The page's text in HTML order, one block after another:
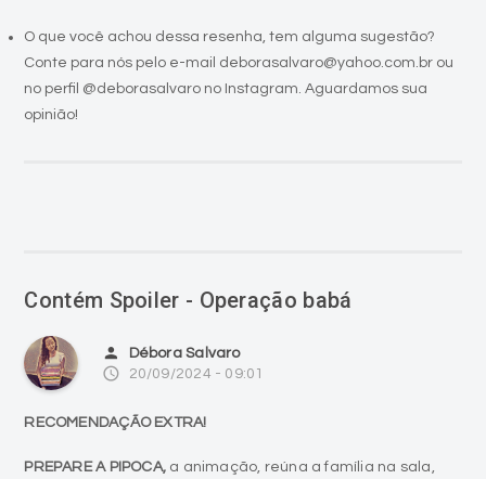
O que você achou dessa resenha, tem alguma sugestão?
Conte para nós pelo e-mail deborasalvaro@yahoo.com.br ou
no perfil @deborasalvaro no Instagram. Aguardamos sua
opinião!
Contém Spoiler - Operação babá
person Débora Salvaro
access_time 20/09/2024 - 09:01
RECOMENDAÇÃO EXTRA!
PREPARE A PIPOCA, a animação, reúna a família na sala,